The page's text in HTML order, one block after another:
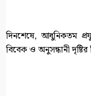
দিনশেষে, আধুনিকতম
বিবেক ও অনুসন্ধানী